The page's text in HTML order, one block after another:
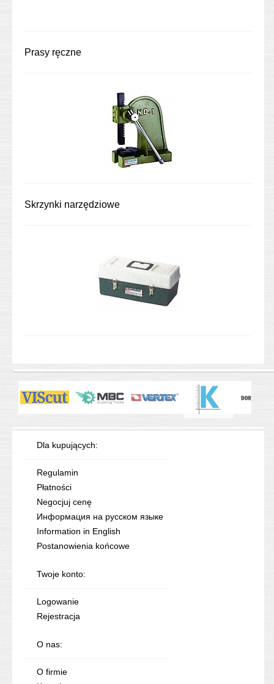
Prasy ręczne
Skrzynki narzędziowe
Dla kupujących:
Regulamin
Płatności
Negocjuj cenę
Информация на русском языке
Information in English
Postanowienia końcowe
Twoje konto:
Logowanie
Rejestracja
O nas:
O firmie